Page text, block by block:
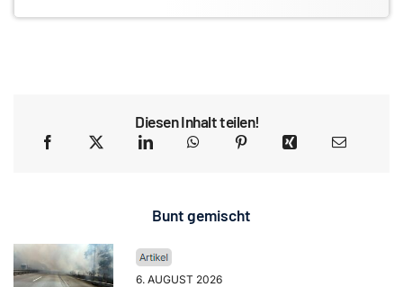
Diesen Inhalt teilen!
Bunt gemischt
6. AUGUST 2026